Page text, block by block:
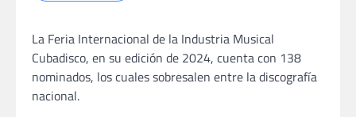
La Feria Internacional de la Industria Musical
Cubadisco, en su edición de 2024, cuenta con 138
nominados, los cuales sobresalen entre la discografía
nacional.